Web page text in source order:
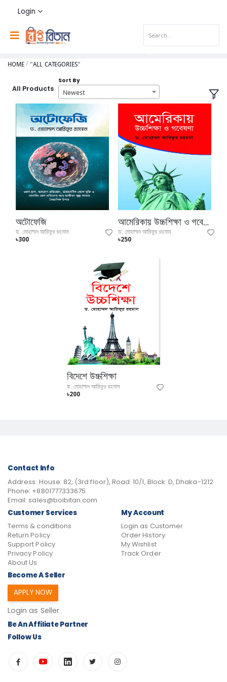
Login
HOME "ALL CATEGORIES"
All Products
Sort By
Newest
অটোফেজি
ড. মোহাম্মদ আরিফুর রহমান
৳300
আমেরিকায় উচ্চশিক্ষা ও গবেষণা
ড. মোহাম্মদ আরিফুর রহমান
৳250
বিদেশে উচ্চশিক্ষা
ড. মোহাম্মদ আরিফুর রহমান
৳200
Contact Info
Address: House: 82, (3rd floor), Road: 10/1, Block: D, Dhaka-1212
Phone: +8801777333675
Email: sales@boibitan.com
Customer Services
Terms & conditions
Return Policy
Support Policy
Privacy Policy
About Us
My Account
Login as Customer
Order History
My Wishlist
Track Order
Become A Seller
APPLY NOW
Login as Seller
Be An Affiliate Partner
Follow Us